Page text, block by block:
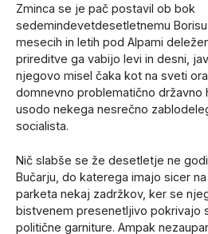
Zminca se je pač postavil ob bok
sedemindevetdesetletnemu
mesecih in letih pod Alpami
prireditve ga vabijo levi in desni,
njegovo misel čaka kot na sveti
domnevno problematično državno
usodo nekega nesrečno
socialista.
Nič slabše se že desetletje ne
Bučarju, do katerega imajo sicer
parketa nekaj zadržkov, ker se
bistvenem presenetljivo pokrivajo
politične garniture. Ampak